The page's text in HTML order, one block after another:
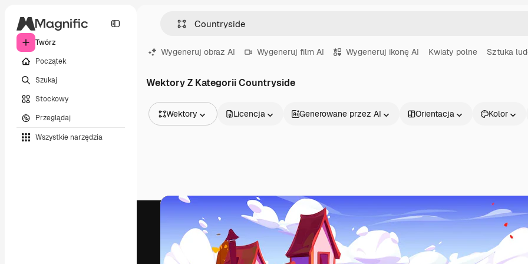
Twórz
Początek
Szukaj
Stockowy
Przeglądaj
Wszystkie narzędzia
Wygeneruj obraz AI Wygeneruj film AI Wygeneruj ikonę AI Kwiaty polne Sztuka
Wektory Z Kategorii Countryside
Wektory
Filmy
Ruchome grafiki
Szablony wideo
Modele 3D
Czcionki
Licencja Generowane przez AI Orientacja Kolor
Produkty Zacznij